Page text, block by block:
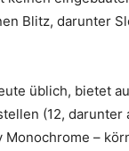
Blitz, darunter
üblich, bietet
(12, darunter
Monochrome –